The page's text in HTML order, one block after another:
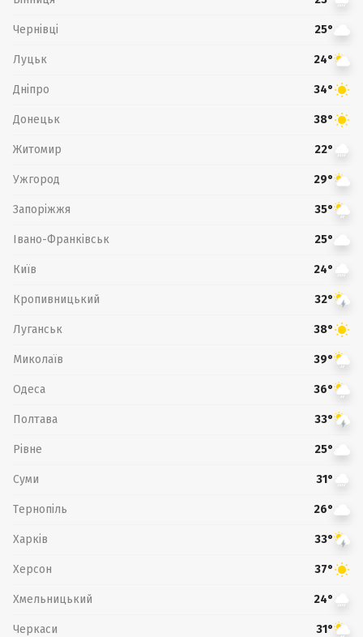
Чернівці 25°
Луцьк 24°
Дніпро 34°
Донецьк 38°
Житомир 22°
Ужгород 29°
Запоріжжя 35°
Івано-Франківськ 25°
Київ 24°
Кропивницький 32°
Луганськ 38°
Миколаїв 39°
Одеса 36°
Полтава 33°
Рівне 25°
Суми 31°
Тернопіль 26°
Харків 33°
Херсон 37°
Хмельницький 24°
Черкаси 31°